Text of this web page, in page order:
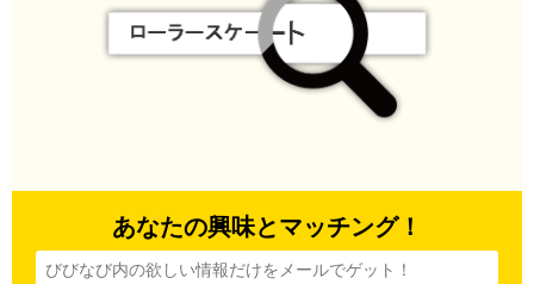
あなたの興味とマッチング！